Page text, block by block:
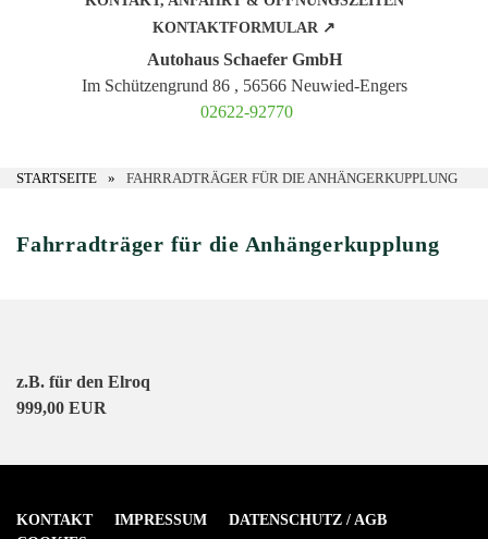
KONTAKTFORMULAR ↗
Autohaus Schaefer GmbH
Im Schützengrund 86 , 56566 Neuwied-Engers
02622-92770
STARTSEITE FAHRRADTRÄGER FÜR DIE ANHÄNGERKUPPLUNG
Fahrradträger für die Anhängerkupplung
z.B. für den Elroq
999,00 EUR
KONTAKT IMPRESSUM
DATENSCHUTZ / AGB